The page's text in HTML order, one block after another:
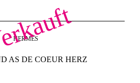
HERMÈS
AS DE COEUR HERZ